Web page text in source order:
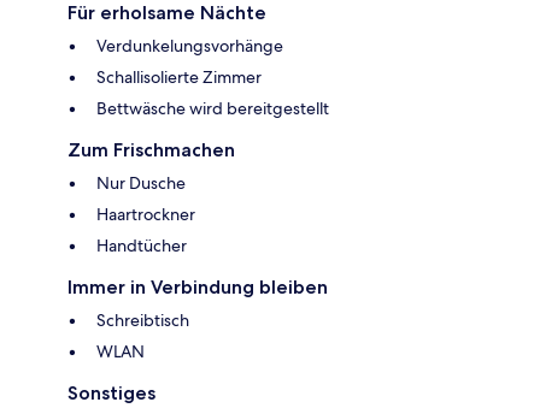
Für erholsame Nächte
Verdunkelungsvorhänge
Schallisolierte Zimmer
Bettwäsche wird bereitgestellt
Zum Frischmachen
Nur Dusche
Haartrockner
Handtücher
Immer in Verbindung bleiben
Schreibtisch
WLAN
Sonstiges